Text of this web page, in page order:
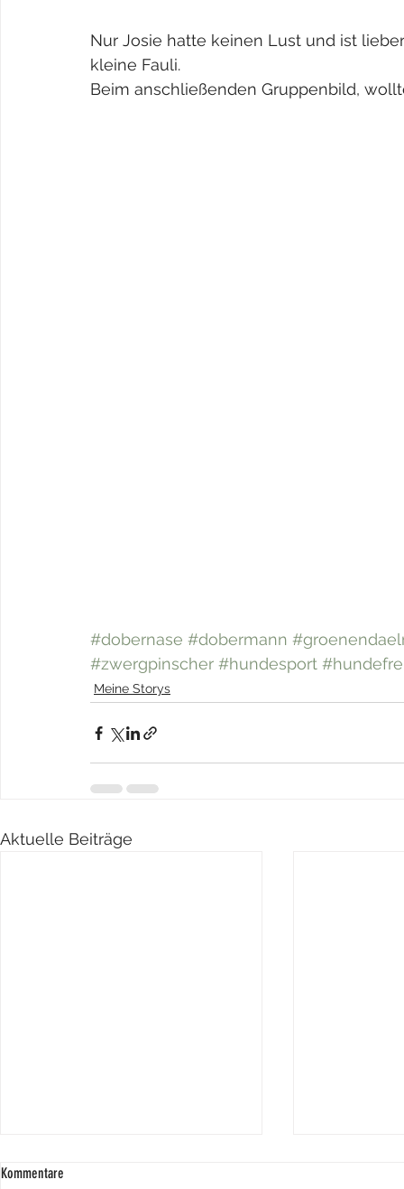
Nur Josie hatte keinen Lust und ist
kleine Fauli.
Beim anschließenden Gruppenbild,
#dobernase #dobermann
#zwergpinscher #hundesport
Meine Storys
Aktuelle Beiträge
Kommentare